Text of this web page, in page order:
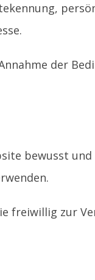
der
bewusst und
freiwillig zur